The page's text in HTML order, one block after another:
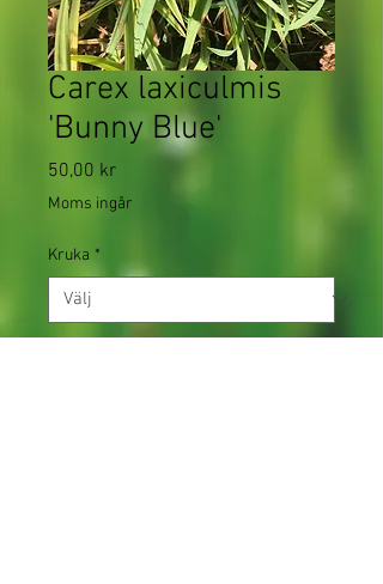
Carex laxiculmis
'Bunny Blue'
50,00 krPris
Moms ingår
Kruka *